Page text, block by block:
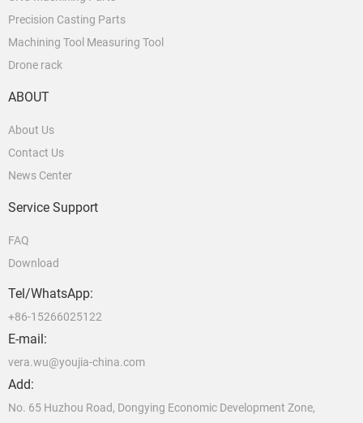
Precision Casting Parts
Machining Tool Measuring Tool
Drone rack
ABOUT
About Us
Contact Us
News Center
Service Support
FAQ
Download
Tel/WhatsApp:
+86-15266025122
E-mail:
vera.wu@youjia-china.com
Add:
No. 65 Huzhou Road, Dongying Economic Development Zone,